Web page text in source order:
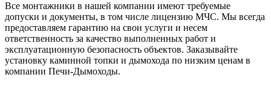
Все монтажники в нашей компании имеют требуемые
допуски и документы, в том числе лицензию МЧС. Мы всегда
предоставляем гарантию на свои услуги и несем
ответственность за качество выполненных работ и
эксплуатационную безопасность объектов. Заказывайте
установку каминной топки и дымохода по низким ценам в
компании Печи-Дымоходы.